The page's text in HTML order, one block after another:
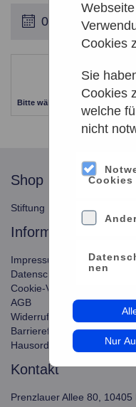
Cookies
Sie
Cookies
welche
nicht
Cookies
nen
Nur
Bitte wählen Sie einen
shop
Stiftung Planetarium Berlin
information
Impressum
Datenschutz
Cookie-Verwendung
AGB
Widerrufsbelehrung
Barrierefreiheit
Hausordnung
kontakt
Prenzlauer Allee 80, 10405